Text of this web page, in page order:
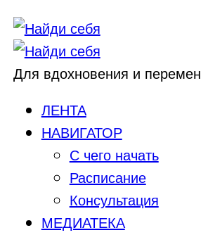
Для вдохновения и перемен
ЛЕНТА
НАВИГАТОР
С чего начать
Расписание
Консультация
МЕДИАТЕКА